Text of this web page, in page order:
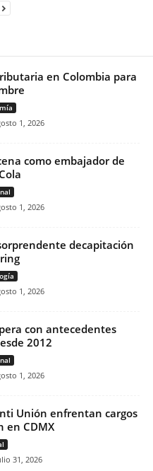
en Colombia para
1, 2026
como embajador de
1, 2026
decapitación
1, 2026
con antecedentes
2012
1, 2026
Unión enfrentan cargos
en CDMX
31, 2026